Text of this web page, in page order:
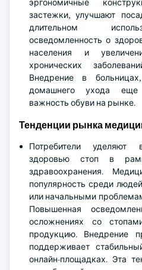
эргономичные
застежки, улучшают
длительном
осведомленность о
населения и
хронических
Внедрение в
домашнего ухода еще
важность обуви на рынке.
Тенденции рынка
Потребители
здоровью стоп в
здравоохранения.
популярность среди
или начальными
Повышенная
осложнениях со
продукцию. Внедрение
поддерживает
онлайн-площадках. Эта